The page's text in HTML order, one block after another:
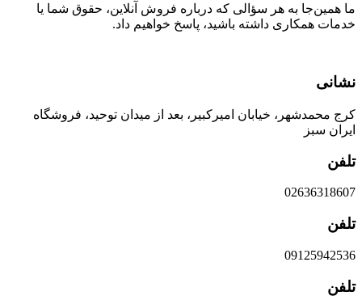
ما همین‌جا به هر سؤالی که درباره فروش آنلاین، حقوق شما یا
خدمات همکاری داشته باشید، پاسخ خواهیم داد.
نشانی
کرج محمدشهر، خیابان امیرکبیر، بعد از میدان توحید، فروشگاه
ایران سبز
تلفن
02636318607
تلفن
09125942536
تلفن